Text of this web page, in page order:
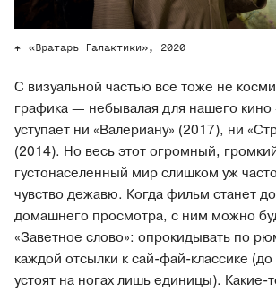
«Вратарь Галактики», 2020
С визуальной частью все тоже не
графика — небывалая для нашего
уступает ни «Валериану» (2017), ни
(2014). Но весь этот огромный,
густонаселенный мир слишком уж
чувство дежавю. Когда фильм станет
домашнего просмотра, с ним можно
«Заветное слово»: опрокидывать по
каждой отсылки к сай-фай-классике
устоят на ногах лишь единицы). Какие-